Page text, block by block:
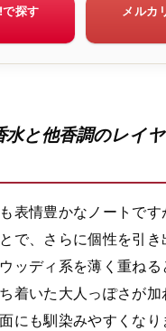
探す メルカ
水と他香調のレイ
表情豊かなノートです
で、さらに個性を引き
ッディ系を薄く重ねる
着いた大人っぽさが
にも馴染みやすくな